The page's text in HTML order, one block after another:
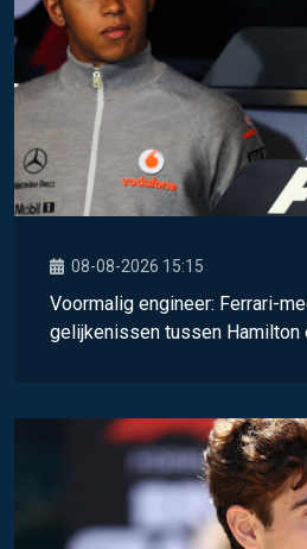
08-08-2026 15:15
Voormalig engineer: Ferrari-
gelijkenissen tussen Hamilton